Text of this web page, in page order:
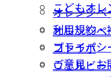
こどもオ
オレンジペ
コトラボ
ウェルビ
オレンジペ
利用規約・
プライバシ
ご意⾒・お